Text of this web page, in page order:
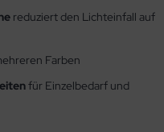
reduziert den Lichteinfall auf
Farben
für Einzelbedarf und